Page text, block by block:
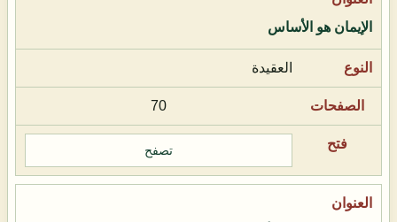
الإيمان هو الأساس
العقيدة
70
تصفح